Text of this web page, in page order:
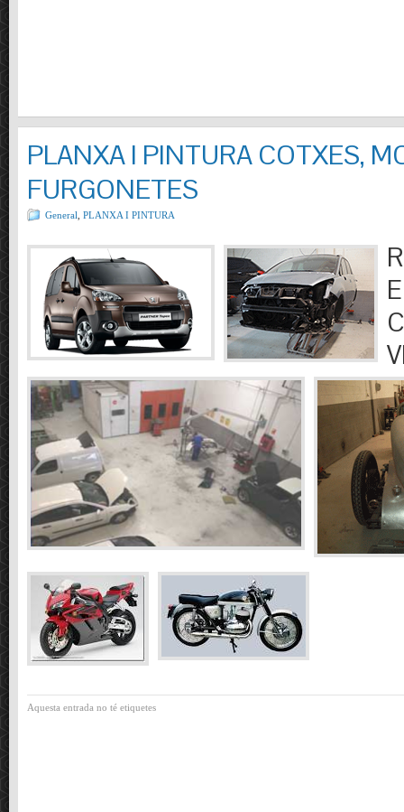
PLANXA I PINTURA COTXES,
FURGONETES
General PLANXA I PINTURA
Aquesta entrada no té etiquetes